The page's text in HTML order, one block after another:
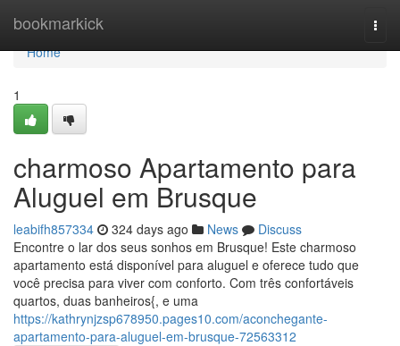
bookmarkick
Home
Home
1
charmoso Apartamento para
Aluguel em Brusque
leabifh857334 324 days ago News
Discuss
Encontre o lar dos seus sonhos em Brusque! Este charmoso
apartamento está disponível para aluguel e oferece tudo que
você precisa para viver com conforto. Com três confortáveis
quartos, duas banheiros{, e uma
https://kathrynjzsp678950.pages10.com/aconchegante-
apartamento-para-aluguel-em-brusque-72563312